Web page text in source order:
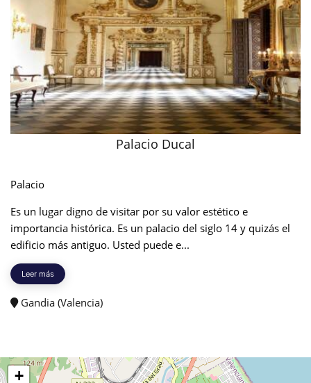
Palacio Ducal
Palacio
Es un lugar digno de visitar por su valor estético e
importancia histórica. Es un palacio del siglo 14 y quizás el
edificio más antiguo. Usted puede e...
Leer más
Gandia (Valencia)
+